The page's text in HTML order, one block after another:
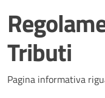
Tributi
Pagina informativa